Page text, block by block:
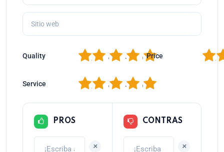
Quality 5
4
3
2 Price 2
Service 5
4
3
2
PROS
+
CONTRAS
+